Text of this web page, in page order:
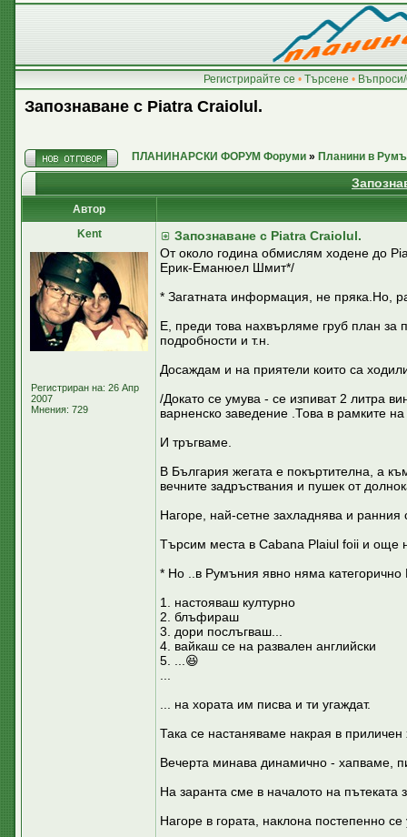
Регистрирайте се • Търсене •
Запознаване с Piatra Craiolul.
ПЛАНИНАРСКИ ФОРУМ Форуми » Планини в
Автор
Kent
Регистриран на: 26 Апр
2007
Мнения: 729
Запознаване с Piatra Craiolul.
От около година обмислям ходене до
Ерик-Еманюел Шмит*/
* Загатната информация, не пряка.Но,
Е, преди това нахвърляме груб план за
подробности и т.н.
Досаждам и на приятели които са
/Докато се умува - се изпиват 2 литра
варненско заведение .Това в рамките
И тръгваме.
В България жегата е покъртителна, а
вечните задръствания и пушек от
Нагоре, най-сетне захладнява и
Търсим места в Cabana Plaiul foii и още
* Но ..в Румъния явно няма
1. настояваш културно
2. блъфираш
3. дори послъгваш...
4. вайкаш се на развален английски
5. ...😆
... на хората им писва и ти угаждат.
Така се настаняваме накрая в
Вечерта минава динамично - хапваме,
На заранта сме в началото на пътеката
Нагоре в гората, наклона постепенно